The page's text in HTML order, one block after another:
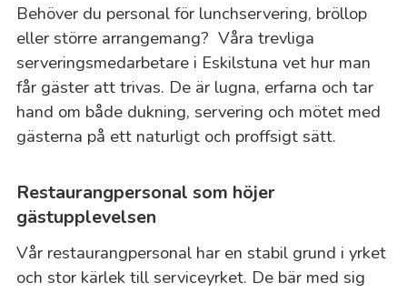
Behöver du personal för lunchservering, bröllop
eller större arrangemang? Våra trevliga
serveringsmedarbetare i Eskilstuna vet hur man
får gäster att trivas. De är lugna, erfarna och tar
hand om både dukning, servering och mötet med
gästerna på ett naturligt och proffsigt sätt.
Restaurangpersonal som höjer
gästupplevelsen
Vår restaurangpersonal har en stabil grund i yrket
och stor kärlek till serviceyrket. De bär med sig